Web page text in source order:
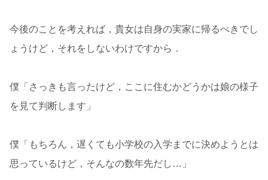
今後のことを考えれば，貴女は自身の実家に帰るべきでし
ょうけど，それをしないわけですから．
僕「さっきも言ったけど，ここに住むかどうかは娘の様子
を見て判断します」
僕「もちろん，遅くても小学校の入学までに決めようとは
思っているけど，そんなの数年先だし…」